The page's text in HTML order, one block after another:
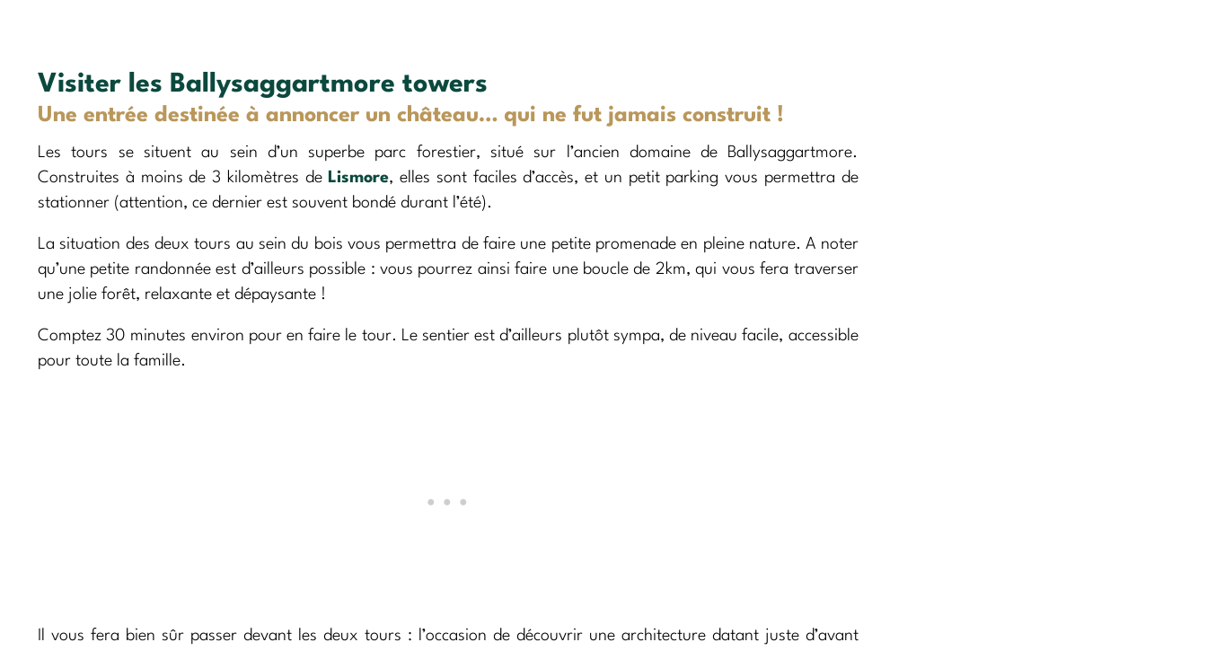
Visiter les Ballysaggartmore towers
Une entrée destinée à annoncer un château… qui ne fut jamais construit !
Les tours se situent au sein d’un superbe parc forestier, situé sur l’ancien domaine de Ballysaggartmore.
Construites à moins de 3 kilomètres de Lismore, elles sont faciles d’accès, et un petit parking vous permettra de
stationner (attention, ce dernier est souvent bondé durant l’été).
La situation des deux tours au sein du bois vous permettra de faire une petite promenade en pleine nature. A noter
qu’une petite randonnée est d’ailleurs possible : vous pourrez ainsi faire une boucle de 2km, qui vous fera traverser
une jolie forêt, relaxante et dépaysante !
Comptez 30 minutes environ pour en faire le tour. Le sentier est d’ailleurs plutôt sympa, de niveau facile, accessible
pour toute la famille.
Il vous fera bien sûr passer devant les deux tours : l’occasion de découvrir une architecture datant juste d’avant